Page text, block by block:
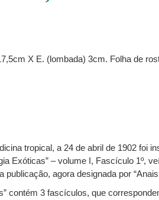
X E. (lombada) 3cm. Folha de
tropical, a 24 de abril de 1902 foi
Exóticas” – volume I, Fascículo 1º,
agora designada por
contém 3 fascículos, que